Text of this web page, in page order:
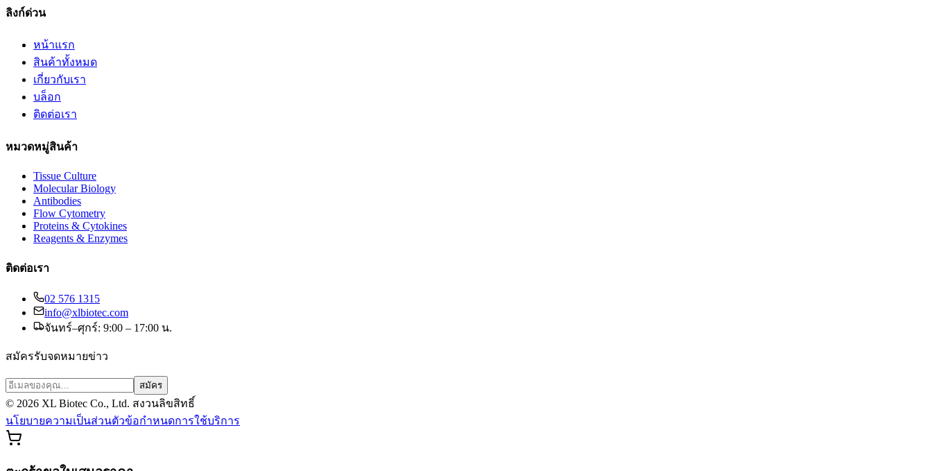
ลิงก์ด่วน
หน้าแรก
สินค้าทั้งหมด
เกี่ยวกับเรา
บล็อก
ติดต่อเรา
หมวดหมู่สินค้า
Tissue Culture
Molecular Biology
Antibodies
Flow Cytometry
Proteins & Cytokines
Reagents & Enzymes
ติดต่อเรา
02 576 1315
info@xlbiotec.com
จันทร์–ศุกร์: 9:00 – 17:00 น.
สมัครรับจดหมายข่าว
สมัคร
© 2026 XL Biotec Co., Ltd. สงวนลิขสิทธิ์
นโยบายความเป็นส่วนตัวข้อกำหนดการใช้บริการ